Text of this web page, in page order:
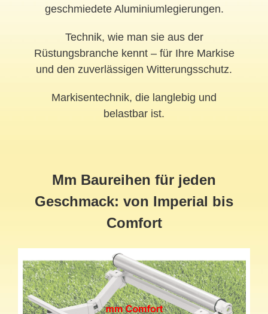
geschmiedete Aluminiumlegierungen.
Technik, wie man sie aus der
Rüstungsbranche kennt – für Ihre Markise
und den zuverlässigen Witterungsschutz.
Markisentechnik, die langlebig und
belastbar ist.
Mm Baureihen für jeden
Geschmack: von Imperial bis
Comfort